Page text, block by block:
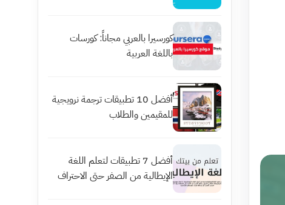
كورسيرا بالعربي مجاناً: كورسات
باللغة العربية
أفضل 10 تطبيقات ترجمة نرويجية
للمقيمين والطلاب
أفضل 7 تطبيقات لتعلم اللغة
الإيطالية من الصفر حتى الاحتراف